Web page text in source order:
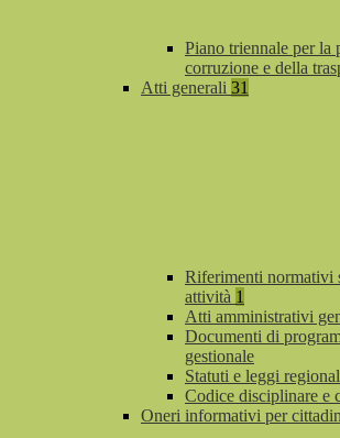
Piano triennale per la
corruzione e della
Atti generali 31
Riferimenti normativi
attività 1
Atti amministrativi
Documenti di
gestionale
Statuti e leggi
Codice disciplinare e
Oneri informativi per